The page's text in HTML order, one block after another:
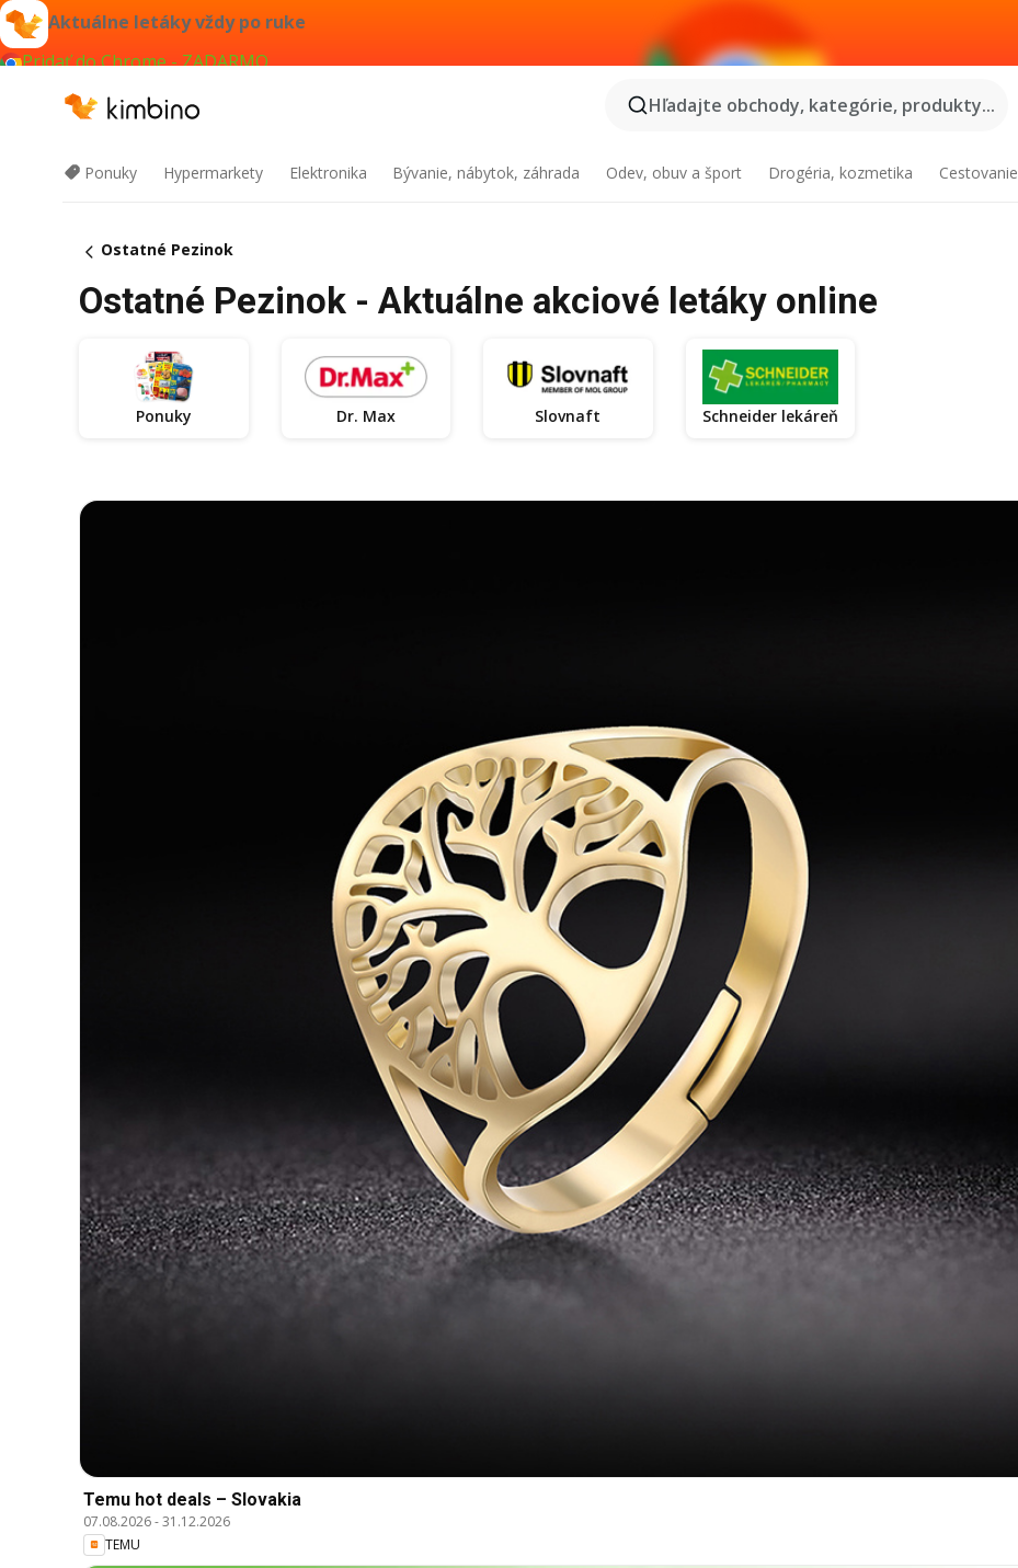
Aktuálne letáky vždy po ruke
Pridať do Chrome - ZADARMO
Hľadajte obchody, kategórie, produkty...
Ponuky Hypermarkety Elektronika Bývanie, nábytok, záhrada Odev, obuv a šport Drogéria, kozmetika Cestovanie
Ostatné Pezinok
Ostatné Pezinok - Aktuálne akciové letáky online
Ponuky Dr. Max Slovnaft Schneider lekáreň
Temu hot deals – Slovakia
07.08.2026-31.12.2026
TEMU